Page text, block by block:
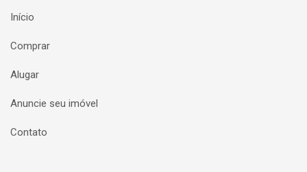
Início
Comprar
Alugar
Anuncie seu imóvel
Contato